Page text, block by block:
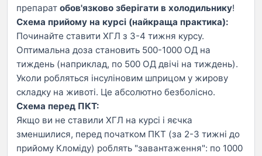
препарат обов'язково зберігати в холодильнику!
Схема прийому на курсі (найкраща практика):
Починайте ставити ХГЛ з 3-4 тижня курсу.
Оптимальна доза становить 500-1000 ОД на
тиждень (наприклад, по 500 ОД двічі на тиждень).
Уколи робляться інсуліновим шприцом у жирову
складку на животі. Це абсолютно безболісно.
Схема перед ПКТ:
Якщо ви не ставили ХГЛ на курсі і яєчка
зменшилися, перед початком ПКТ (за 2-3 тижні до
прийому Кломіду) роблять "завантаження": по 1000